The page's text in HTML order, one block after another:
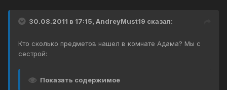
30.08.2011 в 17:15, AndreyMust19 сказал:
Кто сколько предметов нашел в комнате Адама? Мы с
сестрой:
Показать содержимое